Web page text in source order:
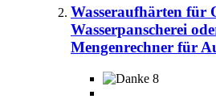
Wasseraufhärten für
Wasserpanscherei
Mengenrechner für
8